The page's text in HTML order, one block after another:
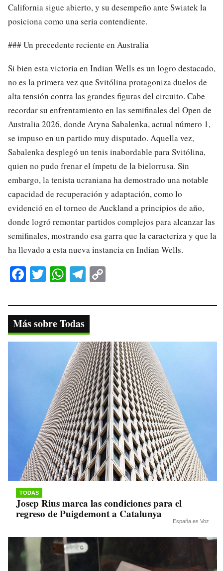
California sigue abierto, y su desempeño ante Swiatek la
posiciona como una seria contendiente.
### Un precedente reciente en Australia
Si bien esta victoria en Indian Wells es un logro destacado,
no es la primera vez que Svitólina protagoniza duelos de
alta tensión contra las grandes figuras del circuito. Cabe
recordar su enfrentamiento en las semifinales del Open de
Australia 2026, donde Aryna Sabalenka, actual número 1,
se impuso en un partido muy disputado. Aquella vez,
Sabalenka desplegó un tenis inabordable para Svitólina,
quien no pudo frenar el ímpetu de la bielorrusa. Sin
embargo, la tenista ucraniana ha demostrado una notable
capacidad de recuperación y adaptación, como lo
evidenció en el torneo de Auckland a principios de año,
donde logró remontar partidos complejos para alcanzar las
semifinales, mostrando esa garra que la caracteriza y que la
ha llevado a esta nueva instancia en Indian Wells.
Fa
bo
ok
T
tte
r
W
ts
A
pp
Te
gr
a
m
y
nk
Más sobre Todas
TODAS
Josep Rius marca las condiciones para el
regreso de Puigdemont a Catalunya
España es Voz